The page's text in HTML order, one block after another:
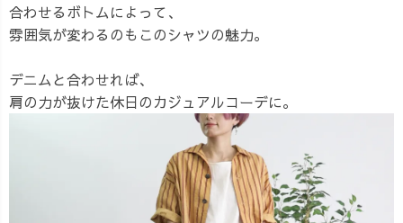
合わせるボトムによって、
雰囲気が変わるのもこのシャツの魅力。
デニムと合わせれば、
肩の力が抜けた休日のカジュアルコーデに。